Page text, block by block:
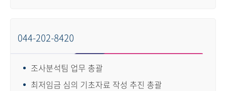
044-202-8420
조사분석팀 업무 총괄
최저임금 심의 기초자료 작성 추진 총괄